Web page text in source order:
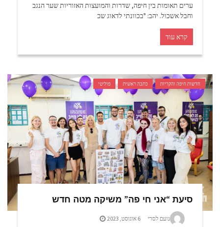
ערים תאומות בין חיפה, שדרות והמועצות האזוריות שער הנגב
וחבל אשכול. יהב: "בכוונתי לדאוג שכ
קרא עוד
חדשות חיפה והקריות כתבה ראשית פוליטי
סיעת “אני חי פה” משיקה מטה חדש
נועם לסרי 6 אוגוסט, 2023